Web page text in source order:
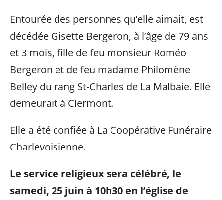
Entourée des personnes qu’elle aimait, est
décédée Gisette Bergeron, à l’âge de 79 ans
et 3 mois, fille de feu monsieur Roméo
Bergeron et de feu madame Philomène
Belley du rang St-Charles de La Malbaie. Elle
demeurait à Clermont.
Elle a été confiée à La Coopérative Funéraire
Charlevoisienne.
Le service religieux sera célébré, le
samedi, 25 juin à 10h30 en l’église de